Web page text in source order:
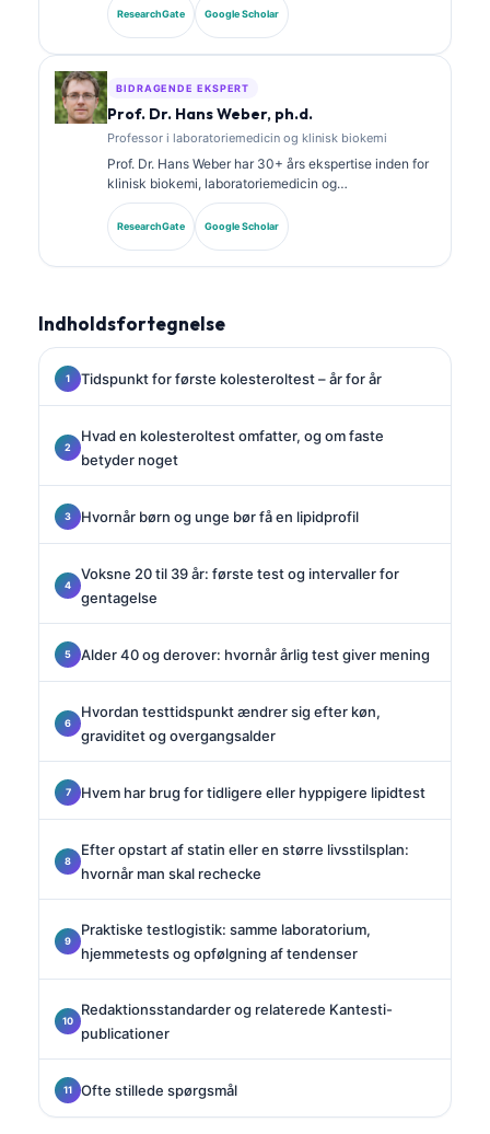
specialecertificeringer i klinisk kemi og har publiceret
omfattende om biomarkørpaneler og
ResearchGate Google Scholar
BIDRAGENDE EKSPERT
Prof. Dr. Hans Weber, ph.d.
Professor i laboratoriemedicin og klinisk biokemi
Prof. Dr. Hans Weber har 30+ års ekspertise inden for
klinisk biokemi, laboratoriemedicin og
biomarkørforskning. Tidligere præsident for det tyske
selskab for klinisk kemi, og han specialiserer sig i
analyse af diagnostiske paneler, standardisering af
ResearchGate Google Scholar
Indholdsfortegnelse
Tidspunkt for første kolesteroltest – år for år
Hvad en kolesteroltest omfatter, og om faste
betyder noget
Hvornår børn og unge bør få en lipidprofil
Voksne 20 til 39 år: første test og intervaller for
gentagelse
Alder 40 og derover: hvornår årlig test giver mening
Hvordan testtidspunkt ændrer sig efter køn,
graviditet og overgangsalder
Hvem har brug for tidligere eller hyppigere lipidtest
Efter opstart af statin eller en større livsstilsplan:
hvornår man skal rechecke
Praktiske testlogistik: samme laboratorium,
hjemmetests og opfølgning af tendenser
Redaktionsstandarder og relaterede Kantesti-
publicationer
Ofte stillede spørgsmål